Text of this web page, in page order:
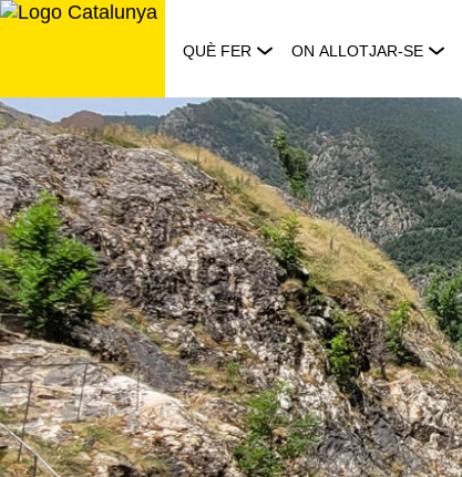
Saltar
QUÈ FER ON ALLOTJAR-SE